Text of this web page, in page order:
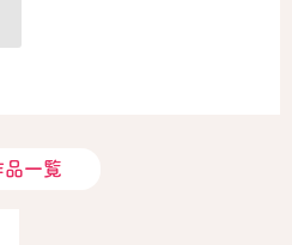
品一覧